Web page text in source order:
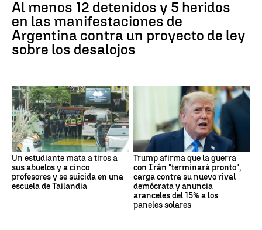
Al menos 12 detenidos y 5 heridos
en las manifestaciones de
Argentina contra un proyecto de ley
sobre los desalojos
Un estudiante mata a tiros a
sus abuelos y a cinco
profesores y se suicida en una
escuela de Tailandia
Trump afirma que la guerra
con Irán "terminará pronto",
carga contra su nuevo rival
demócrata y anuncia
aranceles del 15% a los
paneles solares